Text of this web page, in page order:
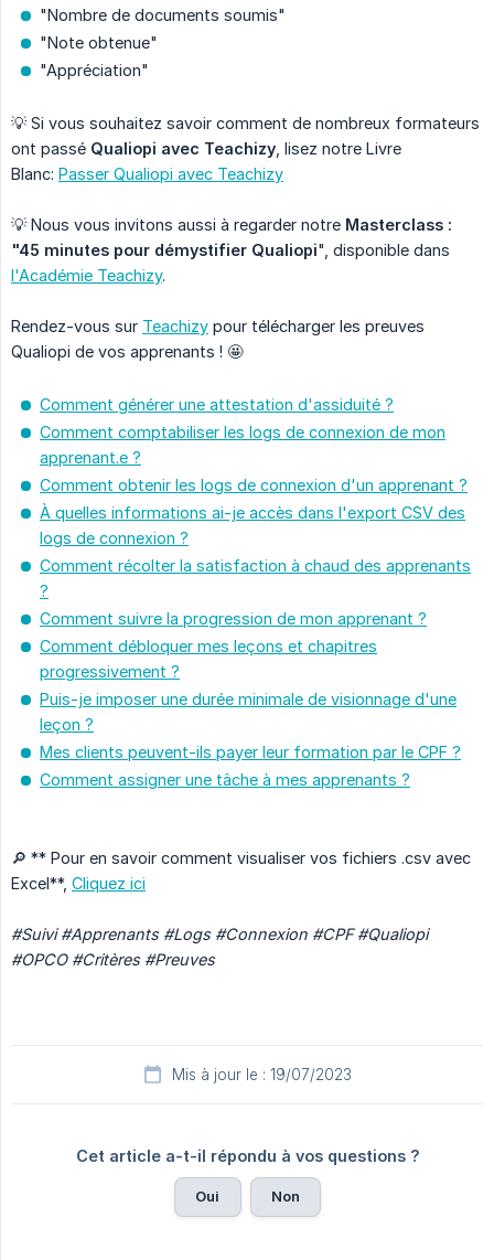
"Nombre de documents soumis"
"Note obtenue"
"Appréciation"
💡 Si vous souhaitez savoir comment de nombreux formateurs
ont passé Qualiopi avec Teachizy , lisez notre Livre
Blanc: Passer Qualiopi avec Teachizy
💡 Nous vous invitons aussi à regarder notre Masterclass :
"45 minutes pour démystifier Qualiopi", disponible dans
l'Académie Teachizy.
Rendez-vous sur Teachizy pour télécharger les preuves
Qualiopi de vos apprenants ! 🤩
Comment générer une attestation d'assiduité ?
Comment comptabiliser les logs de connexion de mon
apprenant.e ?
Comment obtenir les logs de connexion d'un apprenant ?
À quelles informations ai-je accès dans l'export CSV des
logs de connexion ?
Comment récolter la satisfaction à chaud des apprenants
?
Comment suivre la progression de mon apprenant ?
Comment débloquer mes leçons et chapitres
progressivement ?
Puis-je imposer une durée minimale de visionnage d'une
leçon ?
Mes clients peuvent-ils payer leur formation par le CPF ?
Comment assigner une tâche à mes apprenants ?
🔎 ** Pour en savoir comment visualiser vos fichiers .csv avec
Excel**, Cliquez ici
#Suivi #Apprenants #Logs #Connexion #CPF #Qualiopi
#OPCO #Critères #Preuves
Mis à jour le : 19/07/2023
Cet article a-t-il répondu à vos questions ?
Oui Non